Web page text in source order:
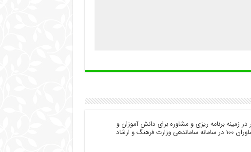
های برتر کنکور در زمینه برنامه ریزی و مشاوره برای دانش آموزان و
داوطلبان کنکور سراسری فعالیت دارد. کد احراز هویت مشاوران ۱۰۰ در سامانه ساماندهی وزارت فرهنگ و ارشاد